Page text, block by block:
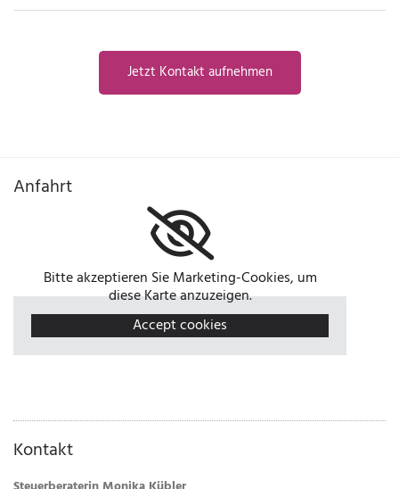
Jetzt Kontakt aufnehmen
Anfahrt
Bitte akzeptieren Sie Marketing-Cookies, um
diese Karte anzuzeigen.
Accept cookies
Kontakt